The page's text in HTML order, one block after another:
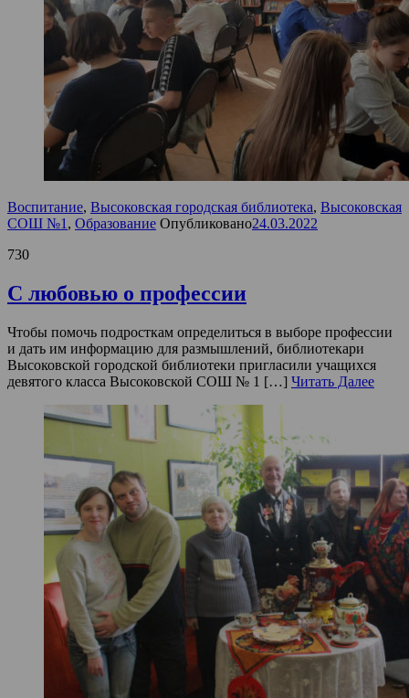
Воспитание, Высоковская городская библиотека, Высоковская
СОШ №1 , Образование Опубликовано24.03.2022
730
С любовью о профессии
Чтобы помочь подросткам определиться в выборе профессии
и дать им информацию для размышлений, библиотекари
Высоковской городской библиотеки пригласили учащихся
девятого класса Высоковской СОШ № 1 […] Читать Далее